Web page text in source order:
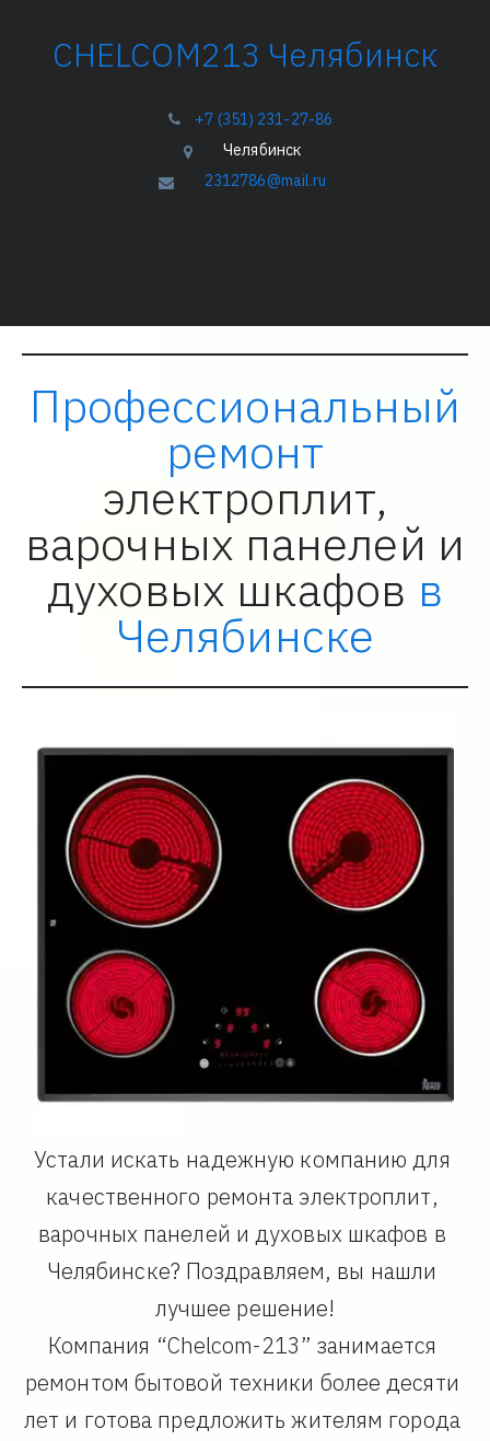
­­­CHELCOM213 Челябинск
+7 (351) 231-27-86
Челябинск
2312786@mail.ru
Профессиональный
ремонт
электроплит,
варочных панелей и
духовых шкафов в
Челябинске
Устали искать надежную компанию для
качественного ремонта электроплит,
варочных панелей и духовых шкафов в
Челябинске? Поздравляем, вы нашли
лучшее решение!
Компания “Chelcom-213” занимается
ремонтом бытовой техники более десяти
лет и готова предложить жителям города